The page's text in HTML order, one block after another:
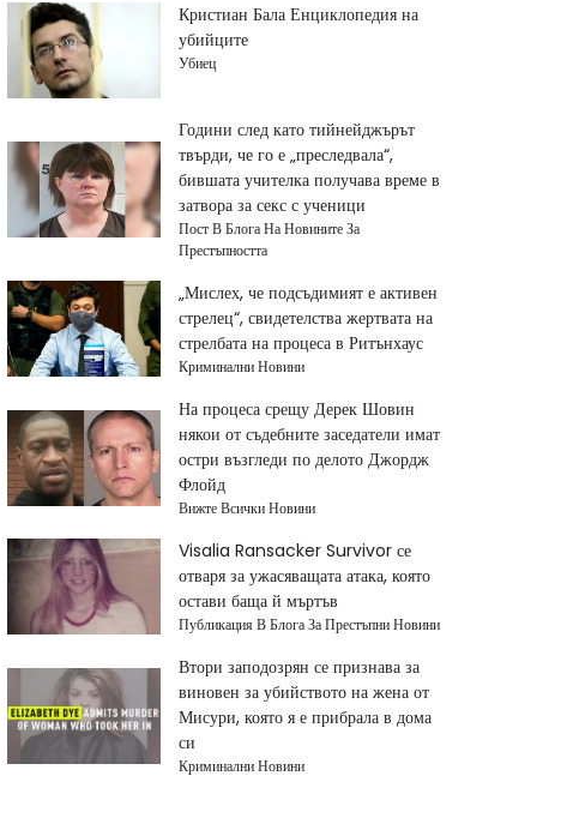
Кристиан Бала Енциклопедия на
убийците
Убиец
Години след като тийнейджърът
твърди, че го е „преследвала“,
бившата учителка получава време в
затвора за секс с ученици
Пост В Блога На Новините За
Престъпността
„Мислех, че подсъдимият е активен
стрелец“, свидетелства жертвата на
стрелбата на процеса в Ритънхаус
Криминални Новини
На процеса срещу Дерек Шовин
някои от съдебните заседатели имат
остри възгледи по делото Джордж
Флойд
Вижте Всички Новини
Visalia Ransacker Survivor се
отваря за ужасяващата атака, която
остави баща й мъртъв
Публикация В Блога За Престъпни Новини
Втори заподозрян се признава за
виновен за убийството на жена от
Мисури, която я е прибрала в дома
си
Криминални Новини